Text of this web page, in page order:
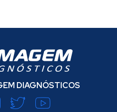
DIAGNÓSTICOS